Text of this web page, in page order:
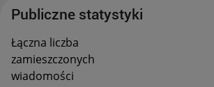
Publiczne statystyki
Łączna liczba
zamieszczonych
wiadomości